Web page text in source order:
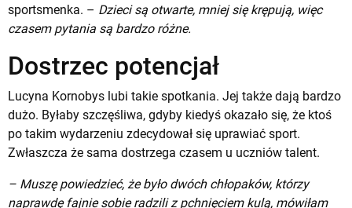
sportsmenka. – Dzieci są otwarte, mniej się krępują, więc
czasem pytania są bardzo różne.
Dostrzec potencjał
Lucyna Kornobys lubi takie spotkania. Jej także dają bardzo
dużo. Byłaby szczęśliwa, gdyby kiedyś okazało się, że ktoś
po takim wydarzeniu zdecydował się uprawiać sport.
Zwłaszcza że sama dostrzega czasem u uczniów talent.
– Muszę powiedzieć, że było dwóch chłopaków, którzy
naprawdę fajnie sobie radzili z pchnięciem kulą, mówiłam